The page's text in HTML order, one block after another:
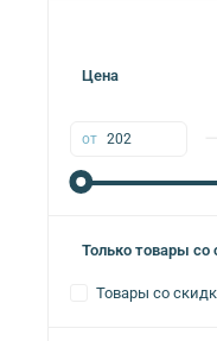
Цена
от
Только товары со
Товары со